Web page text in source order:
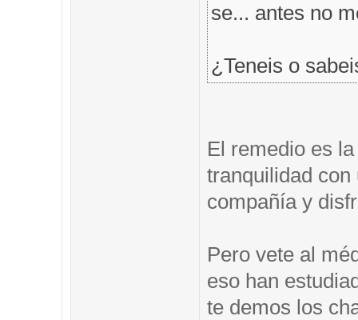
se... antes no
¿Teneis o
El remedio es
tranquilidad con
compañía y
Pero vete al
eso han
te demos los